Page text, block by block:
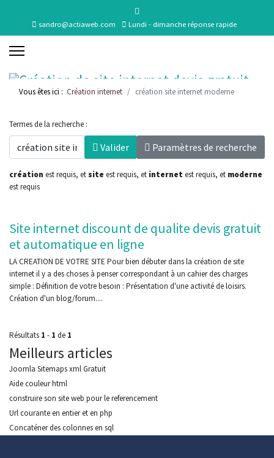
sandro@actiaweb.com Lundi - dimanche réponse rapide
Vous êtes ici : Création internet création site internet moderne
Termes de la recherche :
Valider Paramètres de recherche
création est requis, et site est requis, et internet est requis, et moderne
est requis
Site internet discount de qualite devis gratuit
et automatique en ligne
LA CREATION DE VOTRE SITE Pour bien débuter dans la création de site
internet il y a des choses à penser correspondant à un cahier des charges
simple : Définition de votre besoin : Présentation d'une activité de loisirs.
Création d'un blog/forum....
Résultats 1 - 1 de 1
Meilleurs articles
Joomla Sitemaps xml Gratuit
Aide couleur html
construire son site web pour le referencement
Url courante en entier et en php
Concaténer des colonnes en sql